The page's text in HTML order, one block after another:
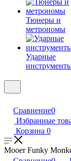
Тюнеры и
метрономы
Ударные
Сравнение0
Избранные
Корзина 0
Mooer Funky